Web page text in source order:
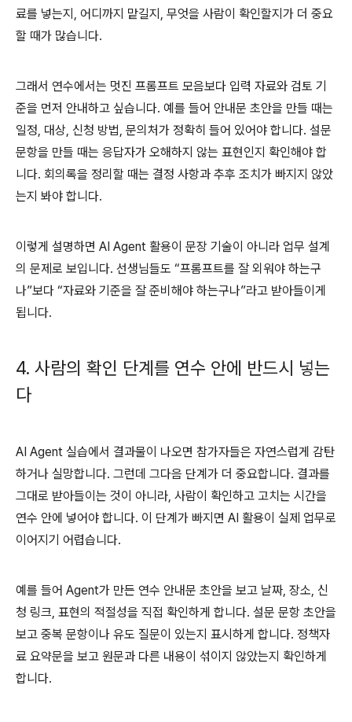
료를 넣는지 , 어디까지 맡길지 , 무엇을 사람이 확인할지가 더 중요
할 때가 많습니다.
그래서 연수에서는 멋진 프롬프트 모음보다 입력 자료와 검토 기
준을 먼저 안내하고 싶습니다. 예를 들어 안내문 초안을 만들 때는
일정, 대상, 신청 방법, 문의처가 정확히 들어 있어야 합니다. 설문
문항을 만들 때는 응답자가 오해하지 않는 표현인지 확인해야 합
니다. 회의록을 정리할 때는 결정 사항과 추후 조치가 빠지지 않았
는지 봐야 합니다.
이렇게 설명하면 AI Agent 활용이 문장 기술이 아니라 업무 설계
의 문제로 보입니다. 선생님들도 “프롬프트를 잘 외워야 하는구
나”보다 “자료와 기준을 잘 준비해야 하는구나”라고 받아들이게
됩니다.
4. 사람의 확인 단계를 연수 안에 반드시 넣는
다
AI Agent 실습에서 결과물이 나오면 참가자들은 자연스럽게 감탄
하거나 실망합니다. 그런데 그다음 단계가 더 중요합니다. 결과를
그대로 받아들이는 것이 아니라, 사람이 확인하고 고치는 시간을
연수 안에 넣어야 합니다. 이 단계가 빠지면 AI 활용이 실제 업무로
이어지기 어렵습니다.
예를 들어 Agent가 만든 연수 안내문 초안을 보고 날짜, 장소, 신
청 링크, 표현의 적절성을 직접 확인하게 합니다. 설문 문항 초안을
보고 중복 문항이나 유도 질문이 있는지 표시하게 합니다. 정책자
료 요약문을 보고 원문과 다른 내용이 섞이지 않았는지 확인하게
합니다.